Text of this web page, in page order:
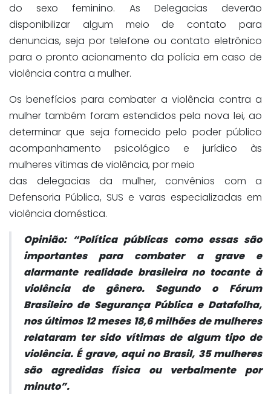
do sexo feminino. As Delegacias deverão
disponibilizar algum meio de contato para
denuncias, seja por telefone ou contato eletrônico
para o pronto acionamento da polícia em caso de
violência contra a mulher.
Os benefícios para combater a violência contra a
mulher também foram estendidos pela nova lei, ao
determinar que seja fornecido pelo poder público
acompanhamento psicológico e jurídico às
mulheres vítimas de violência, por meio
das delegacias da mulher, convênios com a
Defensoria Pública, SUS e varas especializadas em
violência doméstica.
Opinião:“Política públicas como essas são
importantes para combater a grave e
alarmante realidade brasileira no tocante à
violência de gênero. Segundo o Fórum
Brasileiro de Segurança Pública e Datafolha,
nos últimos 12 meses 18,6 milhões de mulheres
relataram ter sido vítimas de algum tipo de
violência. É grave, aqui no Brasil, 35 mulheres
são agredidas física ou verbalmente por
minuto”.